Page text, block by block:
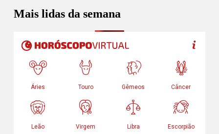
Mais lidas da semana